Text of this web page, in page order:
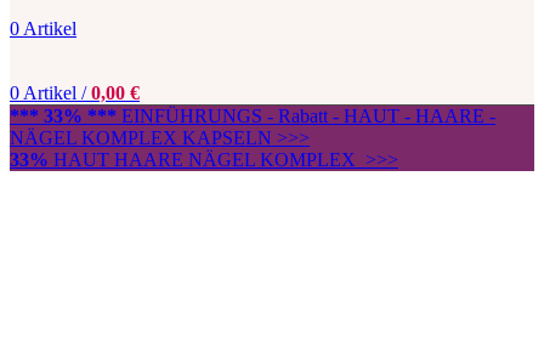
0 Artikel
0 Artikel / 0,00 €
*** 33% *** EINFÜHRUNGS - Rabatt - HAUT - HAARE -
NÄGEL KOMPLEX KAPSELN >>>
33% HAUT HAARE NÄGEL KOMPLEX >>>